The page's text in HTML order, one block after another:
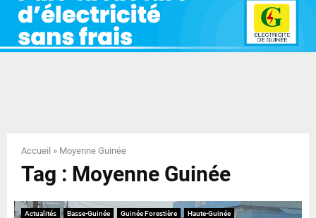
R
Y
N
U
Accueil » Moyenne Guinée
Tag : Moyenne Guinée
Actualités Basse-Guinée Guinée Forestière
Haute-Guinée